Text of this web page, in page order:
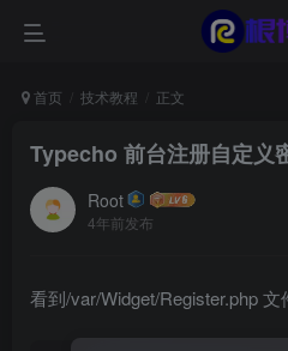
首页 技术教程 正文
Typecho 前台注册自定义
Root
4年前发布
看到/var/Widget/Register.php 文